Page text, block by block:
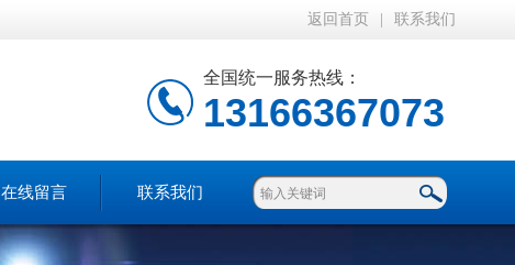
返回首页 联系我们
全国统一服务热线：
13166367073
在线留言 联系我们